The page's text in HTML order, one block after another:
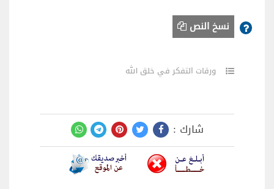
نسخ النص
ورقات التفكر في خلق الله
شارك :